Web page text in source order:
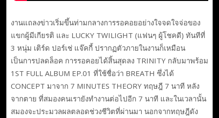
งานแถลงข่าวเริ่มขึ้นท่ามกลางการรอคอยอย่างใจจดใจจ่อของ
แขกผู้มีเกียรติ และ LUCKY TWILIGHT (แฟนๆ ผู้โชคดี) ทันทีที่
3 หนุ่ม เติร์ด ปอร์เช่ แจ๊คกี้ ปรากฏตัวภายในงานก็เหมือน
เป็นการปลดล็อค การรอคอยได้สิ้นสุดลง TRINITY กลับมาพร้อม
1ST FULL ALBUM EP.01 ที่ใช้ชื่อว่า BREATH ซึ่งได้
CONCEPT มาจาก 7 MINUTES THEORY ทฤษฎี 7 นาที หลัง
จากตาย ที่สมองคนเรายังทำงานต่อไปอีก 7 นาที และในเวลานั้น
สมองจะประมวลผลตลอดช่วงชีวิตที่ผ่านมา นอกจากทฤษฎีดัง